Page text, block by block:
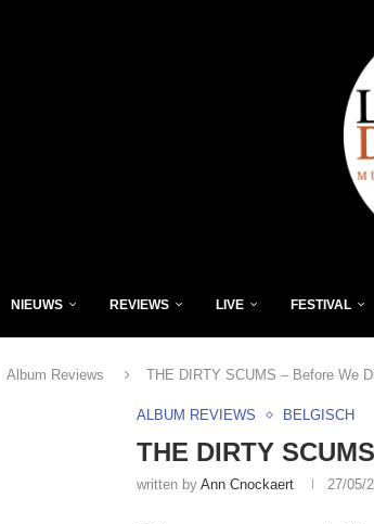
NIEUWS REVIEWS LIVE FESTIVAL
Album Reviews THE DIRTY SCUMS – Before We
ALBUM REVIEWS BELGISCH
THE DIRTY
written by Ann Cnockaert 27/05/